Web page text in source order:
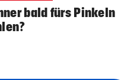
bald fürs Pinkeln